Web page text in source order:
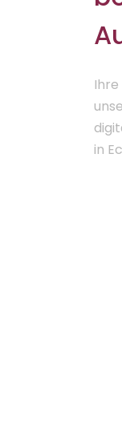
in